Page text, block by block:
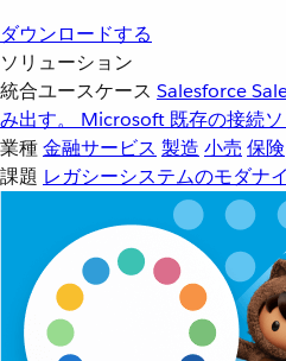
ダウンロードする
ソリューション
統合ユースケース Salesforce
み出す。
Microsoft 既存の接続
業種金融サービス 製造 小売 保険
課題 レガシーシステムのモダナ